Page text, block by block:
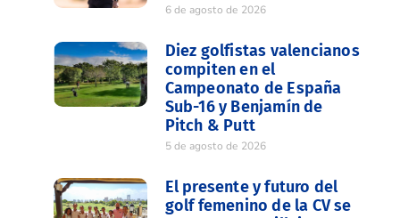
6 de agosto de 2026
Diez golfistas valencianos
compiten en el
Campeonato de España
Sub-16 y Benjamín de
Pitch & Putt
5 de agosto de 2026
El presente y futuro del
golf femenino de la CV se